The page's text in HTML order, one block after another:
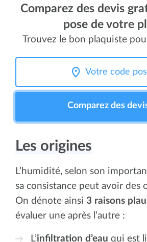
Comparez des devis
pose de votre
Trouvez le bon plaquiste
Comparez des
Les origines
L’humidité, selon son
sa consistance peut avoir des
On dénote ainsi 3 raisons
évaluer une après l’autre :
L’infiltration d’eau qui est